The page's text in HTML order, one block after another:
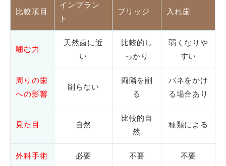
比較項目
インプラン
ト
ブリッジ 入れ歯
噛む力
天然歯に近
い
比較的し
っかり
弱くなりや
すい
周りの歯
への影響
削らない
両隣を削
る
バネをかけ
る場合あり
見た目 自然
比較的自
然
種類による
外科手術 必要 不要 不要